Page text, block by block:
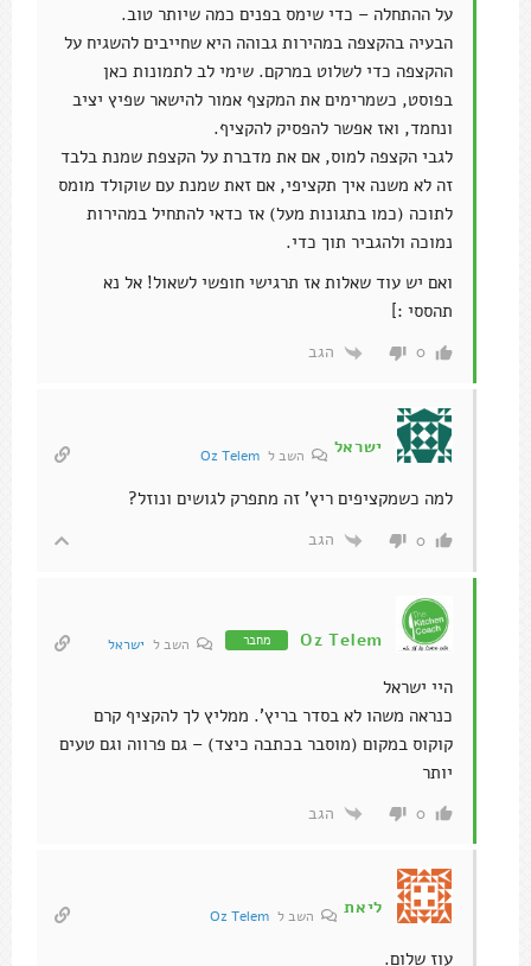
על ההתחלה – כדי שימס בפנים כמה שיותר טוב.
הבעיה בהקצפה במהירות גבוהה היא שחייבים להשגיח על
ההקצפה כדי לשלוט במרקם. שימי לב לתמונות כאן
בפוסט, כשמרימים את המקצף אמור להישאר שפיץ יציב
ונחמד, ואז אפשר להפסיק להקציף.
לגבי הקצפה למוס, אם את מדברת על הקצפת שמנת בלבד
זה לא משנה איך תקציפי, אם זאת שמנת עם שוקולד מומס
לתוכה (כמו בתגונות מעל) אז כדאי להתחיל במהירות
נמוכה ולהגביר תוך כדי.
ואם יש עוד שאלות אז תרגישי חופשי לשאול! אל נא
תהססי :]
0 הגב
ישראל השב לOz Telem
למה כשמקציפים ריץ' זה מתפרק לגושים ונוזל?
0 הגב
Oz Telem מחבר השב ל ישראל
היי ישראל
כנראה משהו לא בסדר בריץ'. ממליץ לך להקציף קרם
קוקוס במקום (מוסבר בכתבה כיצד) – גם פרווה וגם טעים
יותר
0 הגב
ליאת השב ל Oz Telem
עוז שלום.